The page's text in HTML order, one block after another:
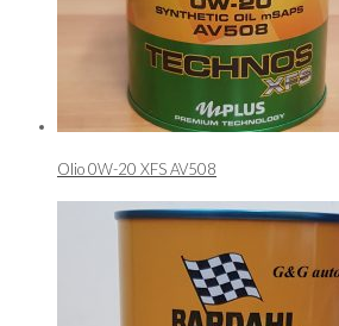
Olio 0W-20 XFS AV508